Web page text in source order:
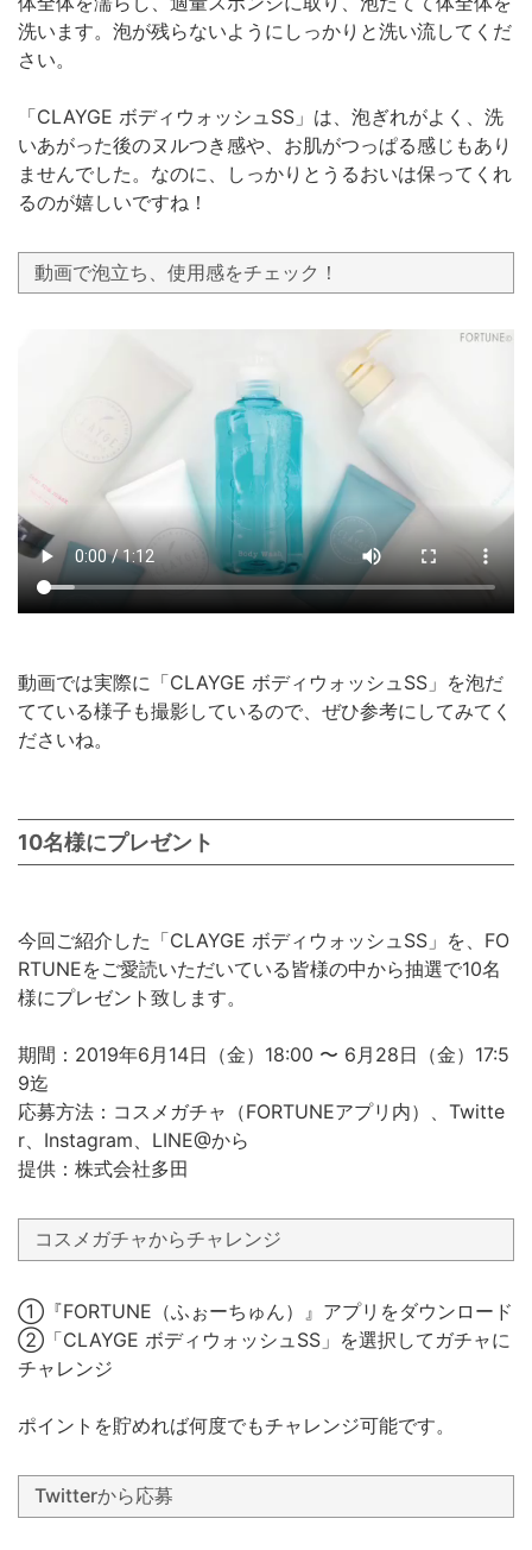
洗います。泡が残らないようにしっかりと洗い流してくだ
さい。
「CLAYGE ボディウォッシュSS」は、泡ぎれがよく、洗
いあがった後のヌルつき感や、お肌がつっぱる感じもあり
ませんでした。なのに、しっかりとうるおいは保ってくれ
るのが嬉しいですね！
動画で泡立ち、使用感をチェック！
動画では実際に「CLAYGE ボディウォッシュSS」を泡だ
てている様子も撮影しているので、ぜひ参考にしてみてく
ださいね。
10名様にプレゼント
今回ご紹介した「CLAYGE ボディウォッシュSS」を、FO
RTUNEをご愛読いただいている皆様の中から抽選で10名
様にプレゼント致します。
期間：2019年6月14日（金）18:00 〜 6月28日（金）17:5
9迄
応募方法：コスメガチャ（FORTUNEアプリ内）、Twitte
r、Instagram、LINE@から
提供：株式会社多田
コスメガチャからチャレンジ
①『FORTUNE（ふぉーちゅん）』アプリをダウンロード
②「CLAYGE ボディウォッシュSS」を選択してガチャに
チャレンジ
ポイントを貯めれば何度でもチャレンジ可能です。
Twitterから応募